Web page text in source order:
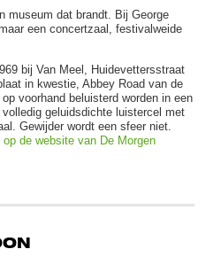
museum dat brandt. Bij George
een concertzaal, festivalweide
bij Van Meel, Huidevettersstraat
in kwestie, Abbey Road van de
voorhand beluisterd worden in een
geluidsdichte luistercel met
Gewijder wordt een sfeer niet.
op de website van De Morgen